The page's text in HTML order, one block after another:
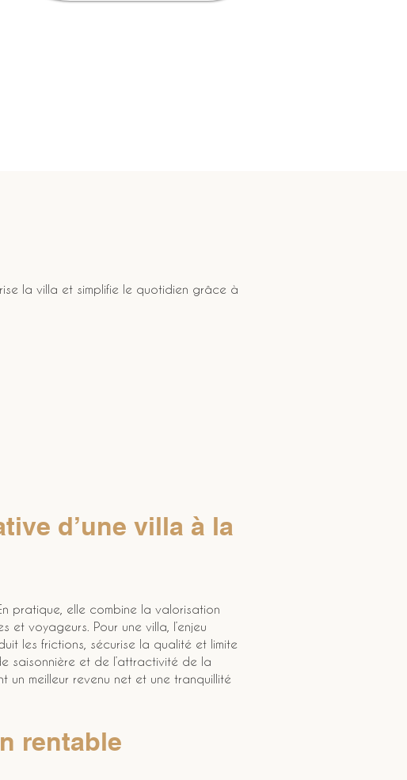
la villa et simplifie le quotidien grâce à
d’une villa à la
pratique, elle combine la valorisation
et voyageurs. Pour une villa, l’enjeu
les frictions, sécurise la qualité et limite
saisonnière et de l’attractivité de la
un meilleur revenu net et une tranquillité
rentable